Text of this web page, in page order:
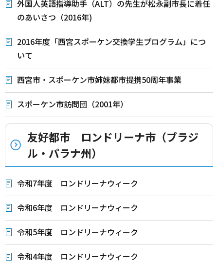
外国人英語指導助手（ALT）の先生が松永副市長に着任
のあいさつ（2016年)
2016年度「西宮スポーケン交換学生プログラム」につ
いて
西宮市・スポーケン市姉妹都市提携50周年事業
スポーケン市訪問団（2001年）
友好都市 ロンドリーナ市（ブラジ
ル・パラナ州）
令和7年度 ロンドリーナウィーク
令和6年度 ロンドリーナウィーク
令和5年度 ロンドリーナウィーク
令和4年度 ロンドリーナウィーク